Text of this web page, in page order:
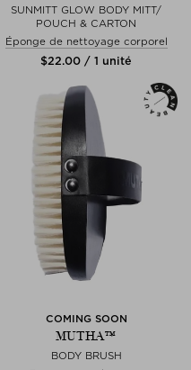
SUNMITT GLOW BODY MITT/
POUCH & CARTON
Éponge de nettoyage corporel
$‌22.00 / 1 unité
COMING SOON
MUTHA™
BODY BRUSH